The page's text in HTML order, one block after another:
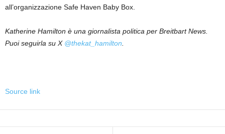
all’organizzazione Safe Haven Baby Box.
Katherine Hamilton è una giornalista politica per Breitbart News.
Puoi seguirla su X @thekat_hamilton
Source link